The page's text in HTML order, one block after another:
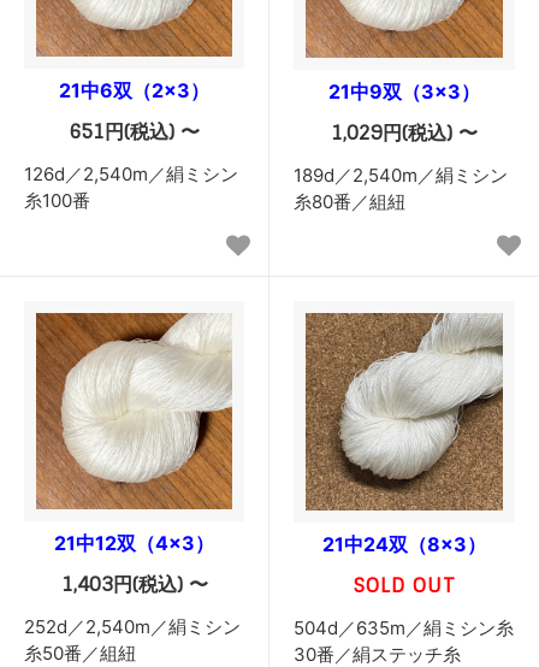
21中6双（2×3）
651円(税込) 〜
126d／2,540m／絹ミシン
糸100番
21中9双（3×3）
1,029円(税込) 〜
189d／2,540m／絹ミシン
糸80番／組紐
21中12双（4×3）
1,403円(税込) 〜
252d／2,540m／絹ミシン
糸50番／組紐
21中24双（8×3）
SOLD OUT
504d／635m／絹ミシン糸
30番／絹ステッチ糸